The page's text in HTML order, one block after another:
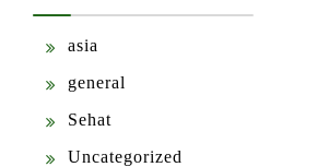
asia
general
Sehat
Uncategorized